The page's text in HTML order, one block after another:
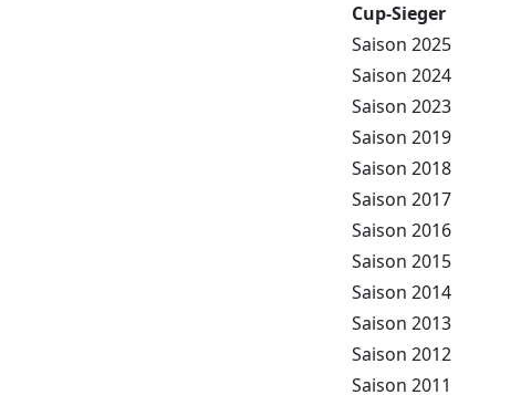
Cup-Sieger
Saison 2025
Saison 2024
Saison 2023
Saison 2019
Saison 2018
Saison 2017
Saison 2016
Saison 2015
Saison 2014
Saison 2013
Saison 2012
Saison 2011